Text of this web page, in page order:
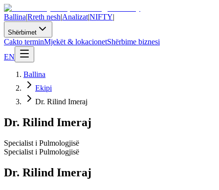
Ballina|Rreth nesh|Analizat|NIFTY|
Shërbimet
Cakto terminMjekët & lokacionetShërbime biznesi
EN
Ballina
Ekipi
Dr. Rilind Imeraj
Dr. Rilind Imeraj
Specialist i Pulmologjisë
Specialist i Pulmologjisë
Dr. Rilind Imeraj